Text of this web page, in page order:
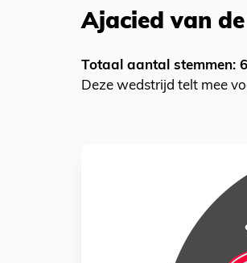
Ajacied van
Totaal aantal stemmen:
Deze wedstrijd telt mee